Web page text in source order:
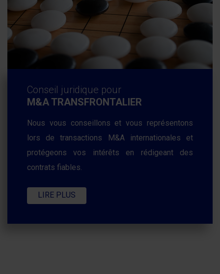
Conseil juridique pour
M&A TRANSFRONTALIER
Nous vous conseillons et vous représentons
lors de transactions M&A internationales et
protégeons vos intérêts en rédigeant des
contrats fiables.
LIRE PLUS